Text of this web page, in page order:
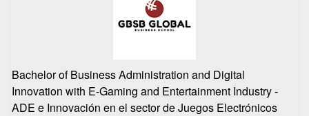
Bachelor of Business Administration and Digital
Innovation with E-Gaming and Entertainment Industry -
ADE e Innovación en el sector de Juegos Electrónicos